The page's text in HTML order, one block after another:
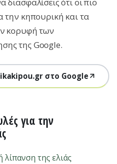
την κηπουρική και τα
κορυφή των
της Google.
στο Google
για την
της ελιάς